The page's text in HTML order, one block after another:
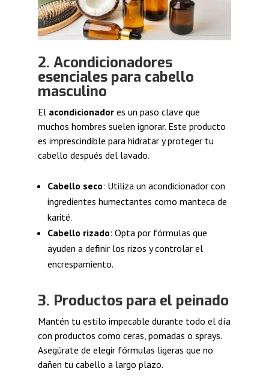
2. Acondicionadores
esenciales para cabello
masculino
El acondicionadores un paso clave que
muchos hombres suelen ignorar. Este producto
es imprescindible para hidratar y proteger tu
cabello después del lavado.
Cabello seco: Utiliza un acondicionador con
ingredientes humectantes como manteca de
karité.
Cabello rizado: Opta por fórmulas que
ayuden a definir los rizos y controlar el
encrespamiento.
3. Productos para el peinado
Mantén tu estilo impecable durante todo el día
con productos como ceras, pomadas o sprays.
Asegúrate de elegir fórmulas ligeras que no
dañen tu cabello a largo plazo.